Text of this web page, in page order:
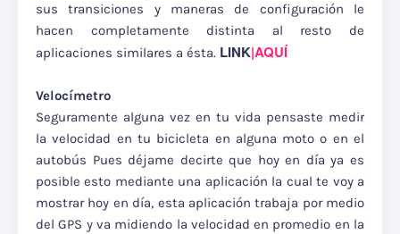
sus transiciones y maneras de configuración le
hacen completamente distinta al resto de
aplicaciones similares a ésta. LINK|AQUÍ
Velocímetro
Seguramente alguna vez en tu vida pensaste medir
la velocidad en tu bicicleta en alguna moto o en el
autobús Pues déjame decirte que hoy en día ya es
posible esto mediante una aplicación la cual te voy a
mostrar hoy en día, esta aplicación trabaja por medio
del GPS y va midiendo la velocidad en promedio en la